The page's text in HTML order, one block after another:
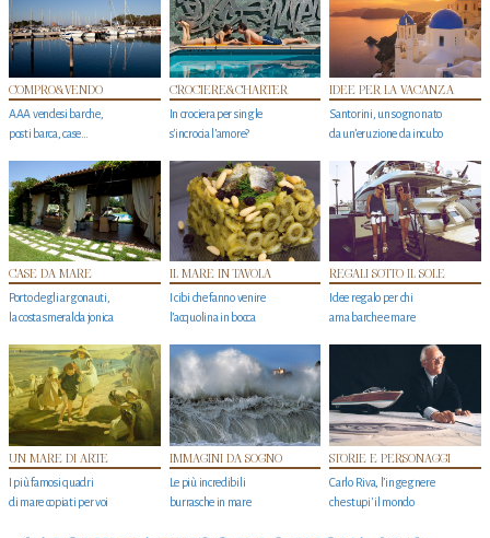
COMPRO&VENDO
AAA vendesi barche,
posti barca, case…
CROCIERE&CHARTER
In crociera per single
s'incrocia l’amore?
IDEE PER LA VACANZA
Santorini, un sogno nato
da un’eruzione da incubo
CASE DA MARE
Porto degli argonauti,
la costa smeralda jonica
IL MARE IN TAVOLA
I cibi che fanno venire
l’acquolina in bocca
REGALI SOTTO IL SOLE
Idee regalo per chi
ama barche e mare
UN MARE DI ARTE
I più famosi quadri
di mare copiati per voi
IMMAGINI DA SOGNO
Le più incredibili
burrasche in mare
STORIE E PERSONAGGI
Carlo Riva, l’ingegnere
che stupi' il mondo